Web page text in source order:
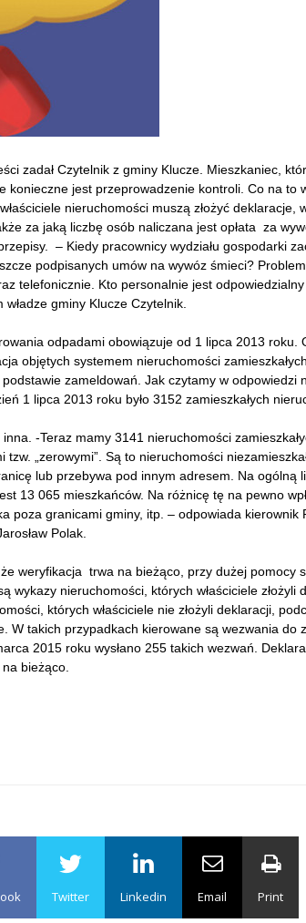
zadał Czytelnik z gminy Klucze. Mieszkaniec,
konieczne jest przeprowadzenie kontroli. Co na to
nieruchomości muszą złożyć deklaracje,
za jaką liczbę osób naliczana jest opłata za
– Kiedy pracownicy wydziału gospodarki
podpisanych umów na wywóz śmieci? Problem
telefonicznie. Kto personalnie jest
gminy Klucze Czytelnik.
odpadami obowiązuje od 1 lipca 2013 roku.
objętych systemem nieruchomości
zameldowań. Jak czytamy w odpowiedzi
1 lipca 2013 roku było 3152 zamieszkałych
-Teraz mamy 3141 nieruchomości
„zerowymi”. Są to nieruchomości
lub przebywa pod innym adresem. Na ogólną
13 065 mieszkańców. Na różnicę tę na pewno
poza granicami gminy, itp. – odpowiada kierownik
Polak.
weryfikacja trwa na bieżąco, przy dużej pomocy
wykazy nieruchomości, których właściciele złożyli
których właściciele nie złożyli deklaracji,
W takich przypadkach kierowane są wezwania do
2015 roku wysłano 255 takich wezwań.
bieżąco.
Twitter Linkedin Email Print